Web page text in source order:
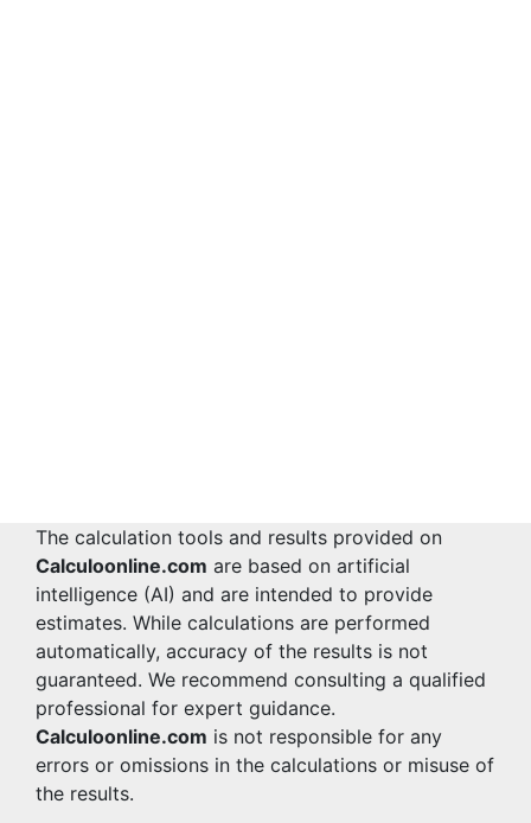
The calculation tools and results provided on
Calculoonline.com are based on artificial
intelligence (AI) and are intended to provide
estimates. While calculations are performed
automatically, accuracy of the results is not
guaranteed. We recommend consulting a qualified
professional for expert guidance.
Calculoonline.com is not responsible for any
errors or omissions in the calculations or misuse of
the results.